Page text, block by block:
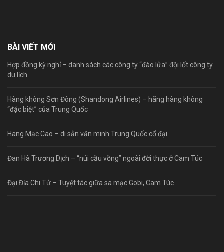
BÀI VIẾT MỚI
Hợp đồng kỳ nghỉ – danh sách các công ty “đào lửa” đội lốt công ty
du lịch
Hàng không Sơn Đông (Shandong Airlines) – hãng hàng không
“đặc biệt” của Trung Quốc
Hang Mạc Cao – di sản văn minh Trung Quốc cổ đại
Đan Hà Trương Dịch – “núi cầu vồng” ngoài đời thực ở Cam Túc
Đại Địa Chi Tử – Tuyệt tác giữa sa mạc Gobi, Cam Túc